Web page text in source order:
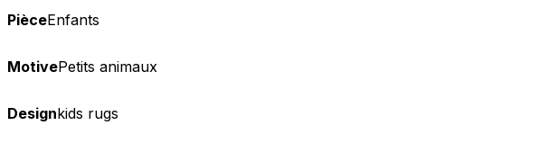
PièceEnfants
MotivePetits animaux
Designkids rugs